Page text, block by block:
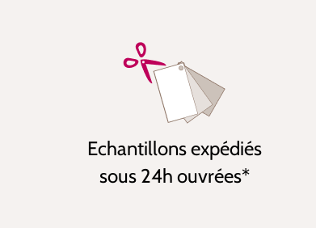
Echantillons expédiés
sous 24h ouvrées*